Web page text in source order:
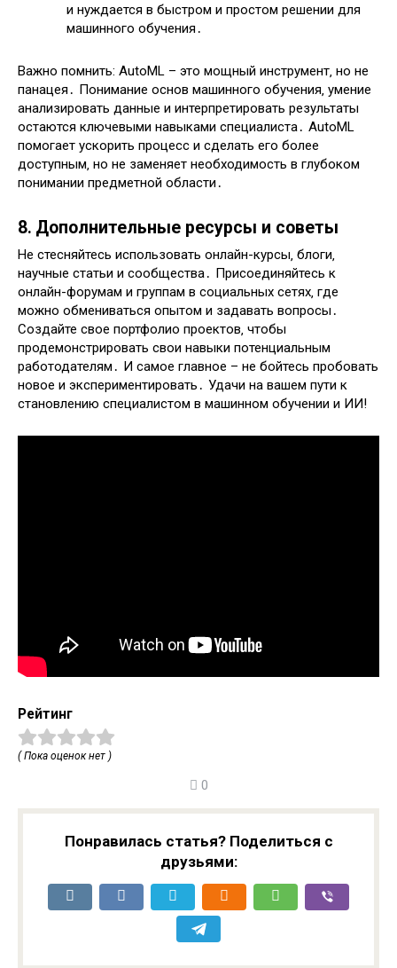
и нуждается в быстром и простом решении для
машинного обучения․
Важно помнить: AutoML – это мощный инструмент‚ но не
панацея․ Понимание основ машинного обучения‚ умение
анализировать данные и интерпретировать результаты
остаются ключевыми навыками специалиста․ AutoML
помогает ускорить процесс и сделать его более
доступным‚ но не заменяет необходимость в глубоком
понимании предметной области․
8․ Дополнительные ресурсы и советы
Не стесняйтесь использовать онлайн-курсы‚ блоги‚
научные статьи и сообщества․ Присоединяйтесь к
онлайн-форумам и группам в социальных сетях‚ где
можно обмениваться опытом и задавать вопросы․
Создайте свое портфолио проектов‚ чтобы
продемонстрировать свои навыки потенциальным
работодателям․ И самое главное – не бойтесь пробовать
новое и экспериментировать․ Удачи на вашем пути к
становлению специалистом в машинном обучении и ИИ!
Рейтинг
( Пока оценок нет )
0
Понравилась статья? Поделиться с
друзьями: